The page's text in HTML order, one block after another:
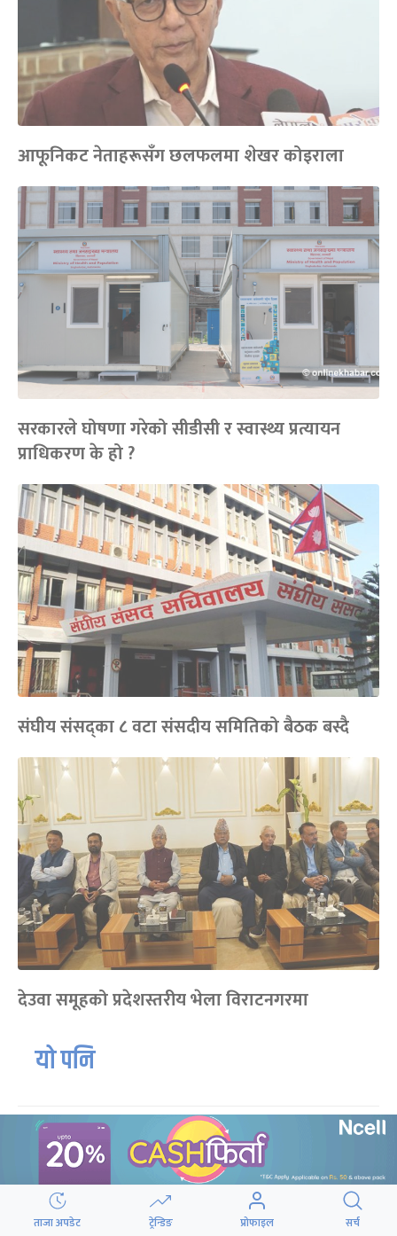
आफूनिकट नेताहरूसँग छलफलमा शेखर कोइराला
सरकारले घोषणा गरेको सीडीसी र स्वास्थ्य प्रत्यायन
प्राधिकरण के हो ?
संघीय संसद्का ८ वटा संसदीय समितिको बैठक बस्दै
देउवा समूहको प्रदेशस्तरीय भेला विराटनगरमा
यो पनि
ट्रेन्डिङ
ताजा अपडेट ट्रेन्डिङ प्रोफाइल सर्च